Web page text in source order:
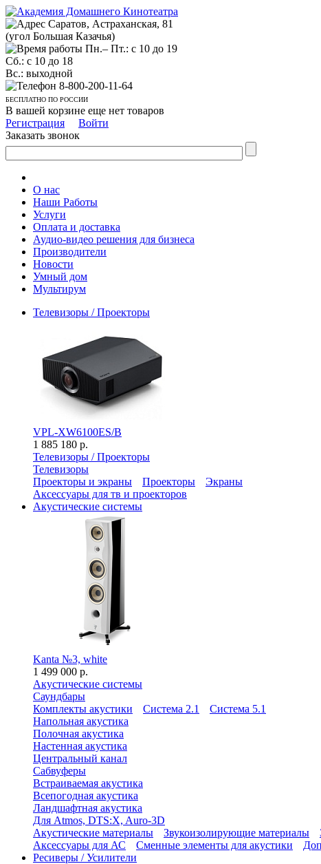
Саратов, Астраханская, 81
(угол Большая Казачья)
Пн.– Пт.: с 10 до 19
Сб.: с 10 до 18
Вс.: выходной
8-800-200-11-64
БЕСПЛАТНО ПО РОССИИ
В вашей корзине еще нет товаров
Регистрация
Войти
Заказать звонок
О нас
Наши Работы
Услуги
Оплата и доставка
Аудио-видео решения для бизнеса
Производители
Новости
Умный дом
Мультирум
Телевизоры / Проекторы
VPL-XW6100ES/B
1 885 180 р.
Телевизоры / Проекторы
Телевизоры
Проекторы и экраны
Проекторы
Экраны
Аксессуары для тв и проекторов
Акустические системы
Kanta №3, white
1 499 000 р.
Акустические системы
Саундбары
Комплекты акустики
Система 2.1
Система 5.1
Напольная акустика
Полочная акустика
Настенная акустика
Центральный канал
Сабвуферы
Встраиваемая акустика
Всепогодная акустика
Ландшафтная акустика
Для Atmos, DTS:X, Auro-3D
Акустические материалы
Звукоизолирующие материалы
Аксессуары для АС
Сменные элементы для акустики
Ресиверы / Усилители